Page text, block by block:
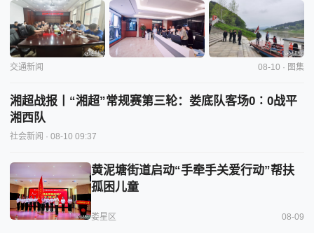
交通新闻 08-10 · 图集
湘超战报丨“湘超”常规赛第三轮：娄底队客场0∶0战平
湘西队
社会新闻 · 08-10 09:37
黄泥塘街道启动“手牵手关爱行动”帮扶
孤困儿童
娄星区 08-09